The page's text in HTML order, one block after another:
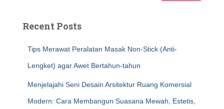
Recent Posts
Tips Merawat Peralatan Masak Non-Stick (Anti-
Lengket) agar Awet Bertahun-tahun
Menjelajahi Seni Desain Arsitektur Ruang Komersial
Modern: Cara Membangun Suasana Mewah, Estetis,